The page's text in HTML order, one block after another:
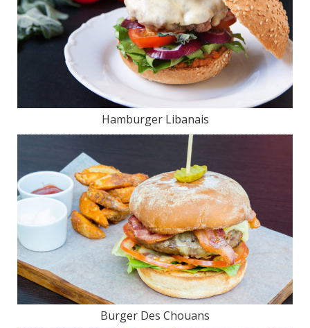
Hamburger Libanais
Burger Des Chouans